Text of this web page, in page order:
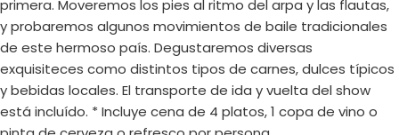
primera. Moveremos los pies al ritmo del arpa y las flautas,
y probaremos algunos movimientos de baile tradicionales
de este hermoso país. Degustaremos diversas
exquisiteces como distintos tipos de carnes, dulces típicos
y bebidas locales. El transporte de ida y vuelta del show
está incluído. * Incluye cena de 4 platos, 1 copa de vino o